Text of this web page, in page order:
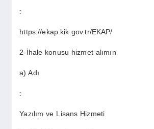
:
https://ekap.kik.gov.tr/EKAP/
2-İhale konusu hizmet alımın
a) Adı
:
Yazılım ve Lisans Hizmeti